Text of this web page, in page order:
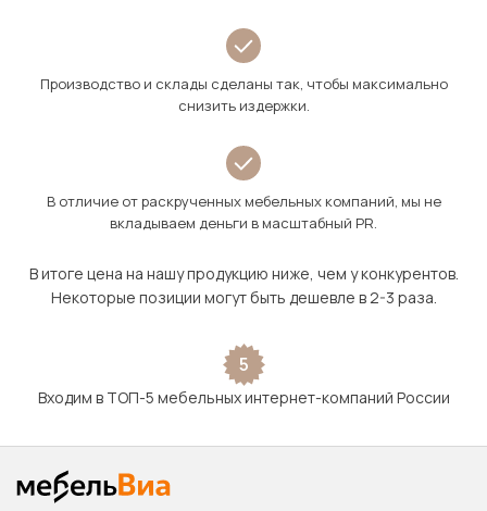
Производство и склады сделаны так, чтобы максимально
снизить издержки.
В отличие от раскрученных мебельных компаний, мы не
вкладываем деньги в масштабный PR.
В итоге цена на нашу продукцию ниже, чем у конкурентов.
Некоторые позиции могут быть дешевле в 2-3 раза.
5
Входим в ТОП-5 мебельных интернет-компаний России